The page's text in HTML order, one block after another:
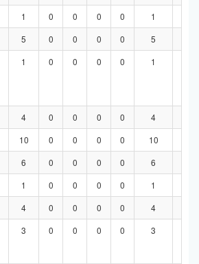
1 0 0 0 0 1
5 0 0 0 0 5
1 0 0 0 0 1
4 0 0 0 0 4
10 0 0 0 0 10
6 0 0 0 0 6
1 0 0 0 0 1
4 0 0 0 0 4
3 0 0 0 0 3